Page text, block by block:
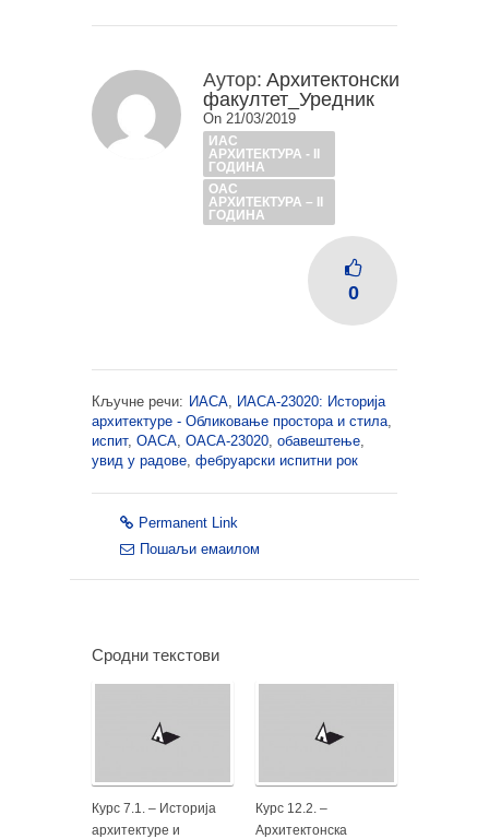
Аутор: Архитектонски
факултет_Уредник
On 21/03/2019
ИАС
АРХИТЕКТУРА - II
ГОДИНА
ОАС
АРХИТЕКТУРА – II
ГОДИНА
0
Кључне речи: ИАСА, ИАСА-23020: Историја
архитектуре - Обликовање простора и стила,
испит, ОАСА, ОАСА-23020, обавештење,
увид у радове, фебруарски испитни рок
Permanent Link
Пошаљи емаилом
Сродни текстови
Курс 7.1. – Историја
архитектуре и
Курс 12.2. –
Архитектонска